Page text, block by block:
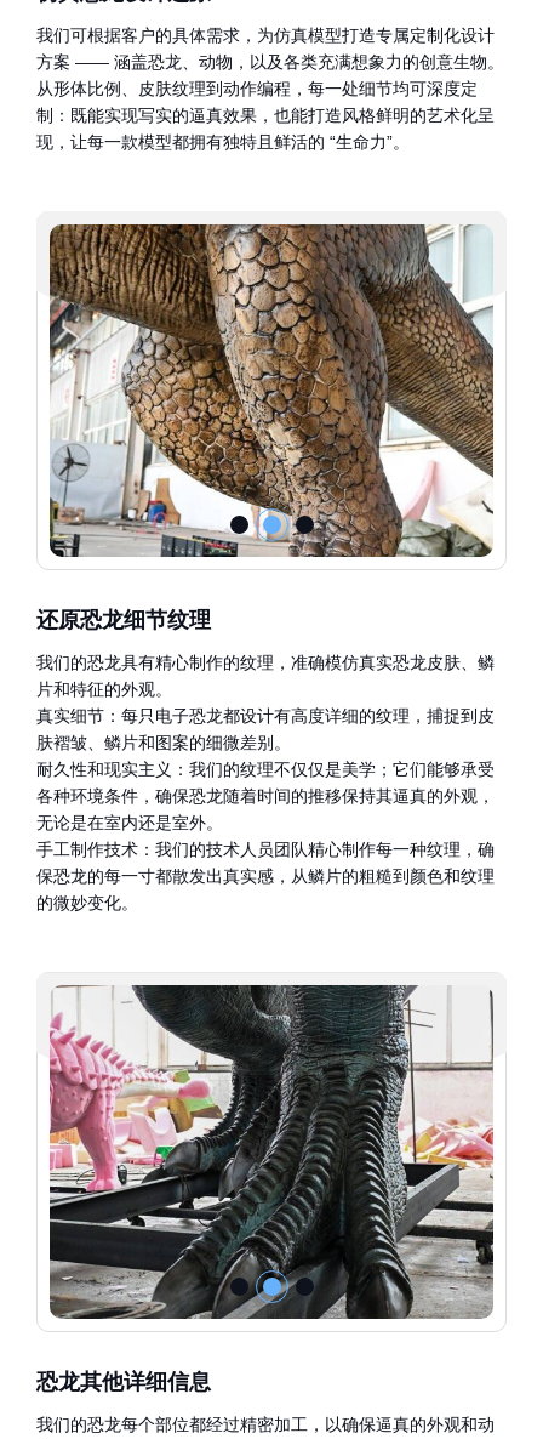
我们可根据客户的具体需求，为仿真模型打造专属定制化设计
方案 —— 涵盖恐龙、动物，以及各类充满想象力的创意生物。
从形体比例、皮肤纹理到动作编程，每一处细节均可深度定
制：既能实现写实的逼真效果，也能打造风格鲜明的艺术化呈
现，让每一款模型都拥有独特且鲜活的 “生命力”。
还原恐龙细节纹理
我们的恐龙具有精心制作的纹理，准确模仿真实恐龙皮肤、鳞
片和特征的外观。
真实细节：每只电子恐龙都设计有高度详细的纹理，捕捉到皮
肤褶皱、鳞片和图案的细微差别。
耐久性和现实主义：我们的纹理不仅仅是美学；它们能够承受
各种环境条件，确保恐龙随着时间的推移保持其逼真的外观，
无论是在室内还是室外。
手工制作技术：我们的技术人员团队精心制作每一种纹理，确
保恐龙的每一寸都散发出真实感，从鳞片的粗糙到颜色和纹理
的微妙变化。
恐龙其他详细信息
我们的恐龙每个部位都经过精密加工，以确保逼真的外观和动